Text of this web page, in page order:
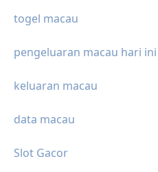
togel macau
pengeluaran macau hari ini
keluaran macau
data macau
Slot Gacor